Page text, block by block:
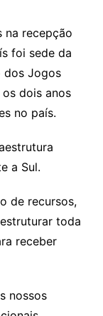
na recepção
foi sede da
dos Jogos
dois anos
no país.
a Sul.
de recursos,
toda
receber
nossos